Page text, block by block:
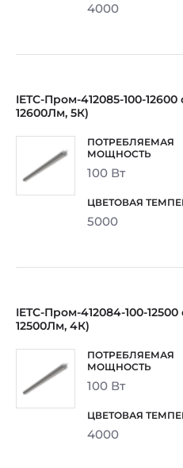
4000
IETC-Пром-412085-100-
12600Лм, 5К)
100 Вт
5000
IETC-Пром-412084-100-
12500Лм, 4К)
100 Вт
4000